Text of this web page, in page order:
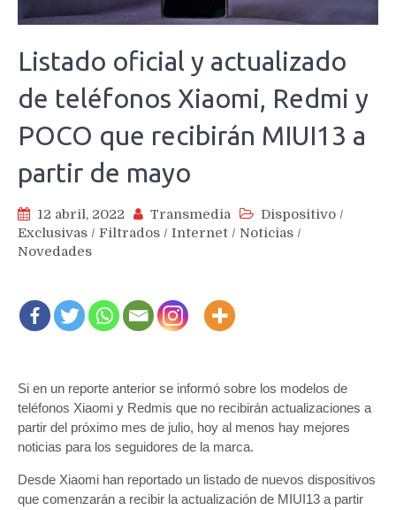
Listado oficial y actualizado
de teléfonos Xiaomi, Redmi y
POCO que recibirán MIUI13 a
partir de mayo
12 abril, 2022 Transmedia Dispositivo /
Exclusivas / Filtrados / Internet / Noticias /
Novedades
Si en un reporte anterior se informó sobre los modelos de
teléfonos Xiaomi y Redmis que no recibirán actualizaciones a
partir del próximo mes de julio, hoy al menos hay mejores
noticias para los seguidores de la marca.
Desde Xiaomi han reportado un listado de nuevos dispositivos
que comenzarán a recibir la actualización de MIUI13 a partir